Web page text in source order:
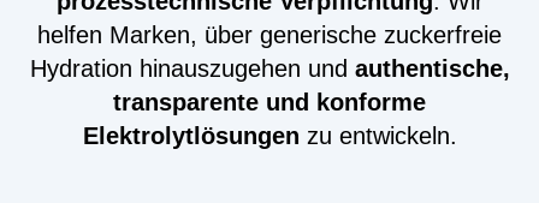
helfen Marken, über generische zuckerfreie
Hydration hinauszugehen und authentische,
transparente und konforme
Elektrolytlösungen zu entwickeln.